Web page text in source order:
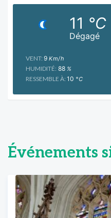
Dégagé
11 °C
VENT: 9 Km/h
HUMIDITÉ: 88 %
RESSEMBLE À: 10 °C
Événements